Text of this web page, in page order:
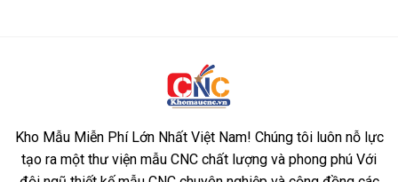
Kho Mẫu Miễn Phí Lớn Nhất Việt Nam! Chúng tôi luôn nỗ lực
tạo ra một thư viện mẫu CNC chất lượng và phong phú Với